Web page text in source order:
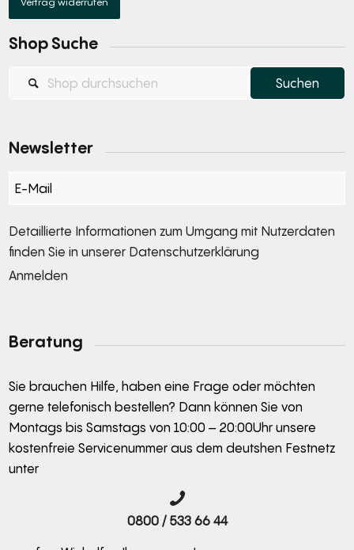
Shop Suche
Newsletter
Section
Detaillierte Informationen zum Umgang mit Nutzerdaten
finden Sie in unserer Datenschutzerklärung
Anmelden
Beratung
Sie brauchen Hilfe, haben eine Frage oder möchten
gerne telefonisch bestellen? Dann können Sie von
Montags bis Samstags von 10:00 – 20:00Uhr unsere
kostenfreie Servicenummer aus dem deutshen Festnetz
unter
0800 / 533 66 44